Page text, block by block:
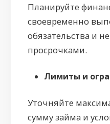
Планируйте
своевременно
обязательства и
просрочками.
Лимиты и
Уточняйте
сумму займа и